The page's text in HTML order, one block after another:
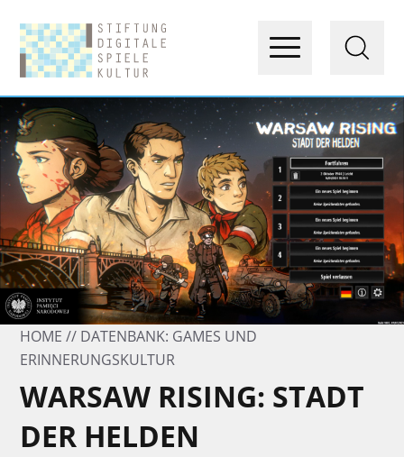
HOME
DATENBANK: GAMES UND
ERINNERUNGSKULTUR
WARSAW RISING: STADT
DER HELDEN